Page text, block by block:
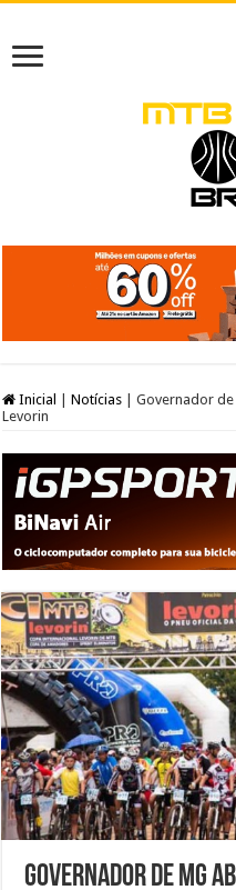
Inicial Notícias
Governador
Levorin
Governador de MG